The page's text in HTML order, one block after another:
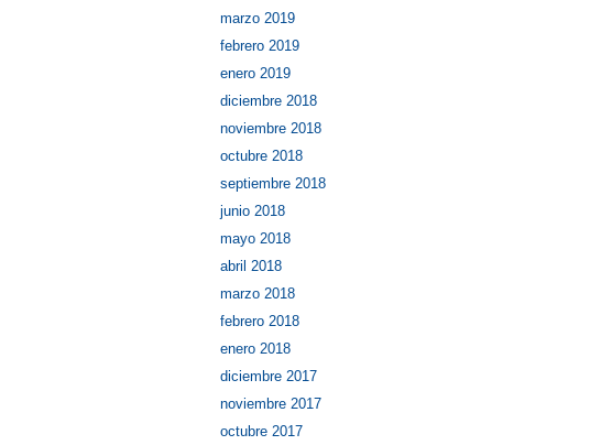
marzo 2019
febrero 2019
enero 2019
diciembre 2018
noviembre 2018
octubre 2018
septiembre 2018
junio 2018
mayo 2018
abril 2018
marzo 2018
febrero 2018
enero 2018
diciembre 2017
noviembre 2017
octubre 2017